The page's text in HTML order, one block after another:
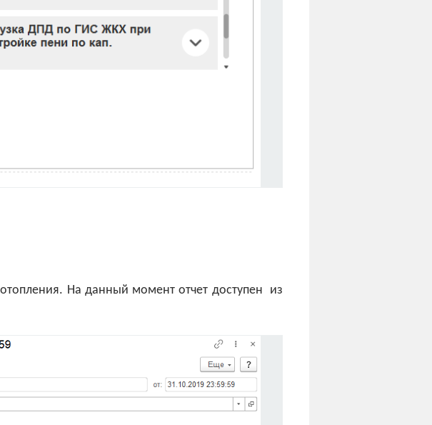
На данный момент отчет доступен из